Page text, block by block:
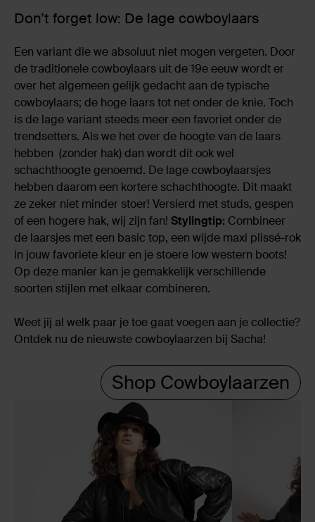
Don’t forget low: De lage cowboylaars
Een variant die we absoluut niet mogen vergeten. Door
de traditionele cowboylaars uit de 19e eeuw wordt er
over het algemeen gelijk gedacht aan de typische
cowboylaars; de hoge laars tot net onder de knie. Toch
is de lage variant steeds meer een favoriet onder de
trendsetters. Als we het over de hoogte van de laars
hebben (zonder hak) dan wordt dit ook wel
schachthoogte genoemd. De lage cowboylaarsjes
hebben daarom een kortere schachthoogte. Dit maakt
ze zeker niet minder stoer! Versierd met studs, gespen
of een hogere hak, wij zijn fan! Stylingtip: Combineer
de laarsjes met een basic top, een wijde maxi plissé-rok
in jouw favoriete kleur en je stoere low western boots!
Op deze manier kan je gemakkelijk verschillende
soorten stijlen met elkaar combineren.
Weet jij al welk paar je toe gaat voegen aan je collectie?
Ontdek nu de nieuwste cowboylaarzen bij Sacha!
Shop Cowboylaarzen